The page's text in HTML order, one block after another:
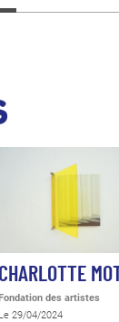
CHARLOTTE
des artistes
Le 29/04/2024